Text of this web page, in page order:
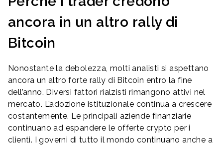
ancora in un altro rally di
Bitcoin
Nonostante la debolezza, molti analisti si aspettano
ancora un altro forte rally di Bitcoin entro la fine
dell’anno. Diversi fattori rialzisti rimangono attivi nel
mercato. L’adozione istituzionale continua a crescere
costantemente. Le principali aziende finanziarie
continuano ad espandere le offerte crypto per i
clienti. I governi di tutto il mondo continuano anche a